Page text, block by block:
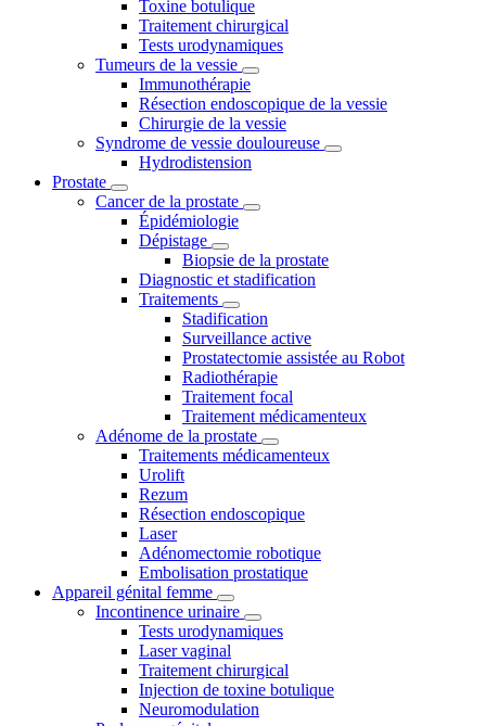
Toxine botulique
Traitement chirurgical
Tests urodynamiques
Tumeurs de la vessie
Immunothérapie
Résection endoscopique de la vessie
Chirurgie de la vessie
Syndrome de vessie douloureuse
Hydrodistension
Prostate
Cancer de la prostate
Épidémiologie
Dépistage
Biopsie de la prostate
Diagnostic et stadification
Traitements
Stadification
Surveillance active
Prostatectomie assistée au Robot
Radiothérapie
Traitement focal
Traitement médicamenteux
Adénome de la prostate
Traitements médicamenteux
Urolift
Rezum
Résection endoscopique
Laser
Adénomectomie robotique
Embolisation prostatique
Appareil génital femme
Incontinence urinaire
Tests urodynamiques
Laser vaginal
Traitement chirurgical
Injection de toxine botulique
Neuromodulation